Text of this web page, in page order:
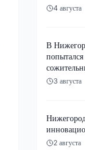
4 августа
В
попытался
3 августа
2 августа